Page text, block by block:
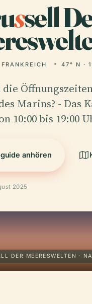
ssell
FRANKREICH 47° N ·
die
Marins? - Das
10:00 bis 19:00
anhören
2025
DER MEERESWELTEN ·